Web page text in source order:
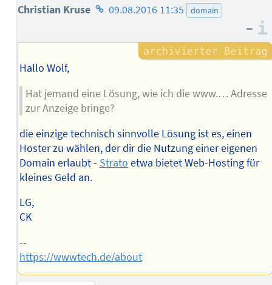
Christian Kruse Homepage
Autors
09.08.2016 11:35 domain
–
Hallo Wolf,
Hat jemand eine Lösung, wie ich die www.… Adresse
zur Anzeige bringe?
die einzige technisch sinnvolle Lösung ist es, einen
Hoster zu wählen, der dir die Nutzung einer eigenen
Domain erlaubt - Strato etwa bietet Web-Hosting für
kleines Geld an.
LG,
CK
--
https://wwwtech.de/about